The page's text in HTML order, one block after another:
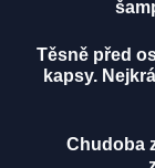
Těsně před
kapsy.
Chudoba